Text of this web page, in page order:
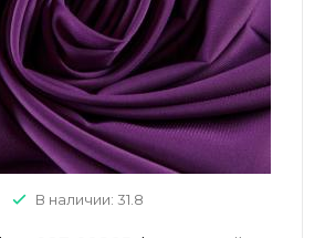
В наличии: 31.8